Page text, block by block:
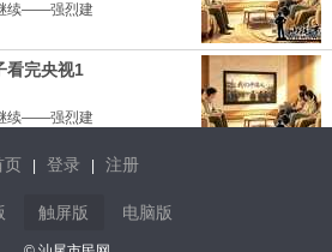
续——强烈建
看完央视1
续——强烈建
腻
丰
页 登录 注册
触屏版 电脑版